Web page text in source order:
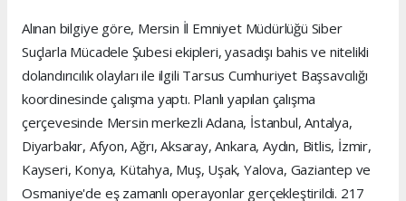
Alınan bilgiye göre, Mersin İl Emniyet Müdürlüğü Siber
Suçlarla Mücadele Şubesi ekipleri, yasadışı bahis ve nitelikli
dolandırıcılık olayları ile ilgili Tarsus Cumhuriyet Başsavcılığı
koordinesinde çalışma yaptı. Planlı yapılan çalışma
çerçevesinde Mersin merkezli Adana, İstanbul, Antalya,
Diyarbakır, Afyon, Ağrı, Aksaray, Ankara, Aydın, Bitlis, İzmir,
Kayseri, Konya, Kütahya, Muş, Uşak, Yalova, Gaziantep ve
Osmaniye'de eş zamanlı operayonlar gerçekleştirildi. 217